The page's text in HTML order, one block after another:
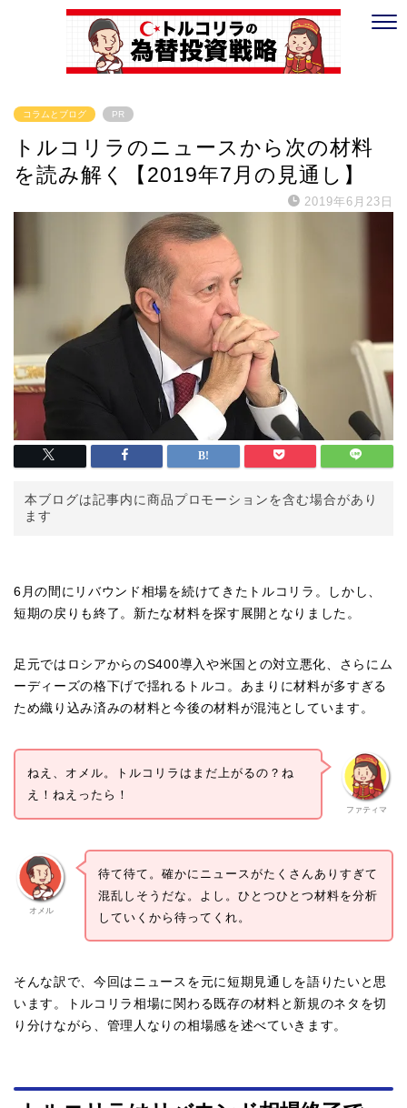
コラムとブログ PR
トルコリラのニュースから次の材料
を読み解く【2019年7月の見通し】
2019年6月23日
本ブログは記事内に商品プロモーションを含む場合があり
ます
6月の間にリバウンド相場を続けてきたトルコリラ。しかし、
短期の戻りも終了。新たな材料を探す展開となりました。
足元ではロシアからのS400導入や米国との対立悪化、さらにム
ーディーズの格下げで揺れるトルコ。あまりに材料が多すぎる
ため織り込み済みの材料と今後の材料が混沌としています。
ファティマ
ねえ、オメル。トルコリラはまだ上がるの？ね
え！ねえったら！
オメル
待て待て。確かにニュースがたくさんありすぎて
混乱しそうだな。よし。ひとつひとつ材料を分析
していくから待ってくれ。
そんな訳で、今回はニュースを元に短期見通しを語りたいと思
います。トルコリラ相場に関わる既存の材料と新規のネタを切
り分けながら、管理人なりの相場感を述べていきます。